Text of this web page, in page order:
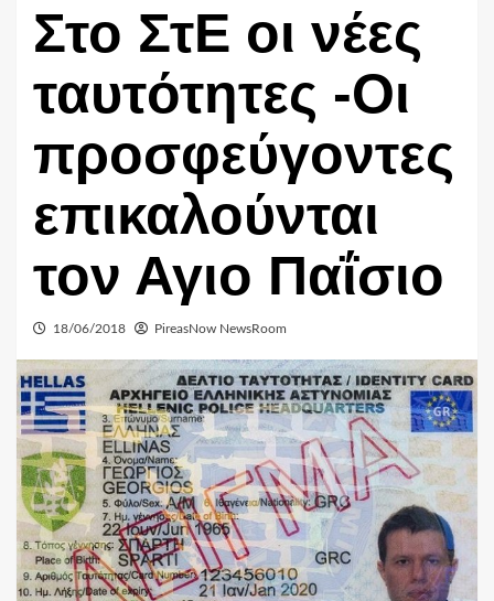
Στο ΣτΕ οι νέες
ταυτότητες -Οι
προσφεύγοντες
επικαλούνται
τον Αγιο Παΐσιο
18/06/2018 PireasNow NewsRoom